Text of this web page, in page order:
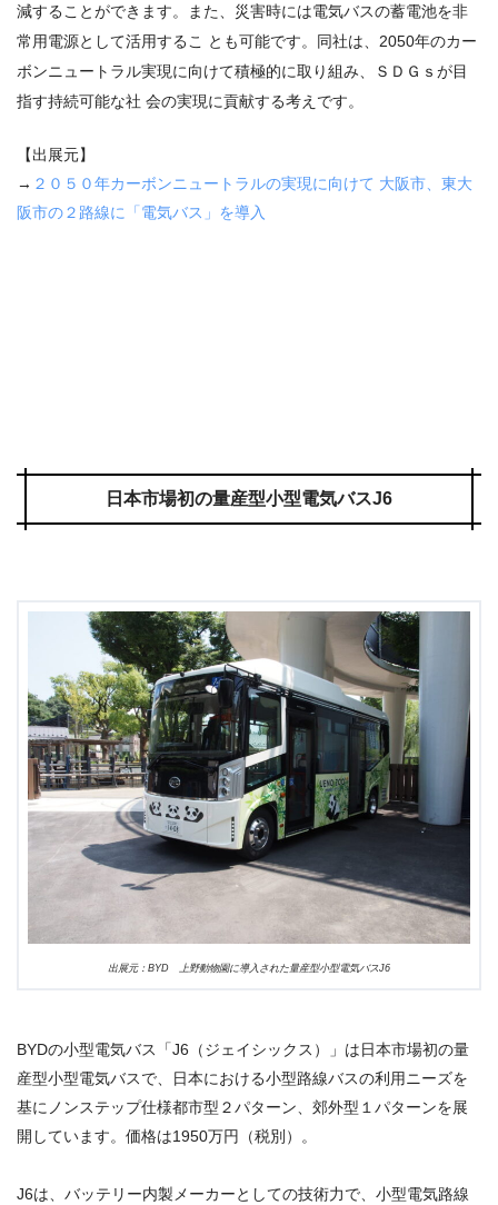
減することができます。また、災害時には電気バスの蓄電池を非
常用電源として活用するこ とも可能です。同社は、2050年のカー
ボンニュートラル実現に向けて積極的に取り組み、ＳＤＧｓが目
指す持続可能な社 会の実現に貢献する考えです。
【出展元】
→ ２０５０年カーボンニュートラルの実現に向けて 大阪市、東大
阪市の２路線に「電気バス」を導入
日本市場初の量産型小型電気バスJ6
出展元： BYD 上野動物園に導入された量産型小型電気バスJ6
BYDの小型電気バス「J6（ジェイシックス）」 は日本市場初の量
産型小型電気バスで、
日本における小型路線バスの利用ニーズを
基にノンステップ仕様都市型２パターン、郊外型１パターンを展
開しています。価格は1950万円（税別）。
J6は、 バッテリー内製メーカーとしての技術力で、小型電気路線